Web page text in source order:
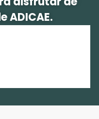
ADICAE.